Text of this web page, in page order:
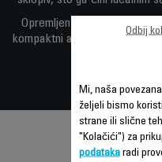
Opremljen dvostrukim
kompaktni aparat ne pravi
Mi, naša
željeli bismo
strane ili slične
"Kolačići") za
podatakaradi
Odbij